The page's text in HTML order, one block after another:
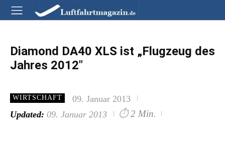
Diamond DA40 XLS ist „Flugzeug des
Jahres 2012″
WIRTSCHAFT
09. Januar 2013
Updated: 09. Januar 2013 ⏱ 2 Min.